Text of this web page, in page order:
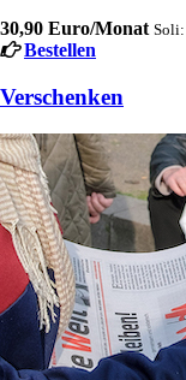
30,90 Euro/Monat Soli:
Bestellen
Verschenken